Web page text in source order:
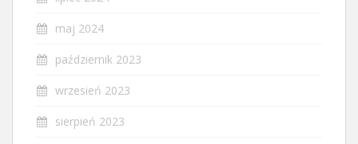
maj 2024
październik 2023
wrzesień 2023
sierpień 2023